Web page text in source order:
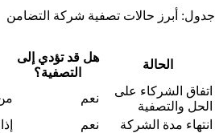
جدول: أبرز حالات تصفية شركة التضامن
الحالة
هل قد تؤدي إلى
التصفية؟
اتفاق الشركاء على
الحل والتصفية
نعم
انتهاء مدة الشركة
نعم